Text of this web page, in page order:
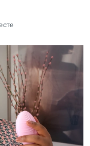
дата доставки
8/13/26
дата доставки
8/11/26
дата доставки
8/11/26